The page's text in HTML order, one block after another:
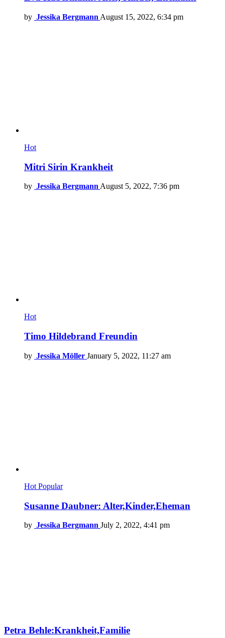
by Jessika Bergmann August 15, 2022, 6:34 pm
Hot
Mitri Sirin Krankheit
by Jessika Bergmann August 5, 2022, 7:36 pm
Hot
Timo Hildebrand Freundin
by Jessika Möller January 5, 2022, 11:27 am
Hot Popular
Susanne Daubner: Alter,Kinder,Eheman
by Jessika Bergmann July 2, 2022, 4:41 pm
Petra Behle:Krankheit,Familie